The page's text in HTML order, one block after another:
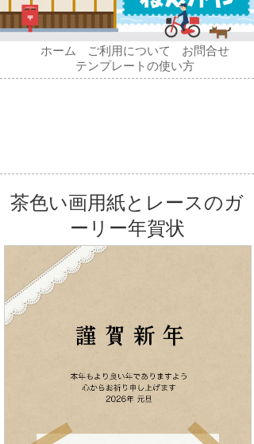
ホーム ご利用について
お問合せ
テンプレートの使い方
茶色い画用紙とレースのガ
ーリー年賀状